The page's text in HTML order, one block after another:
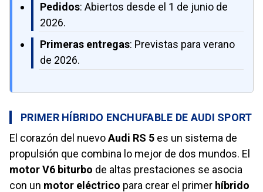
Pedidos: Abiertos desde el 1 de junio de
2026.
Primeras entregas: Previstas para verano
de 2026.
PRIMER HÍBRIDO ENCHUFABLE DE AUDI SPORT
El corazón del nuevoAudi RS 5 es un sistema de
propulsión que combina lo mejor de dos mundos. El
motor V6 biturbo de altas prestaciones se asocia
con un motor eléctrico para crear el primer híbrido